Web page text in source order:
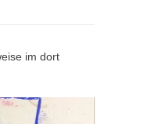
im dort